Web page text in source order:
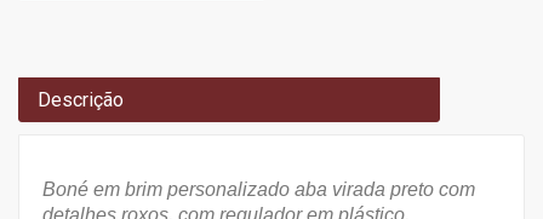
Descrição
Boné em brim personalizado aba virada preto com
detalhes roxos, com regulador em plástico.